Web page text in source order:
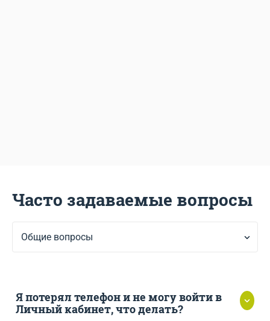
Часто задаваемые вопросы
Общие вопросы
Я потерял телефон и не могу войти в
Личный кабинет, что делать?